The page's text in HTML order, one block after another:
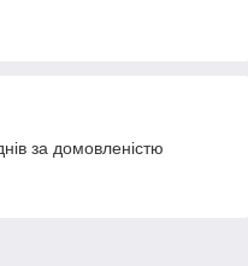
за домовленістю